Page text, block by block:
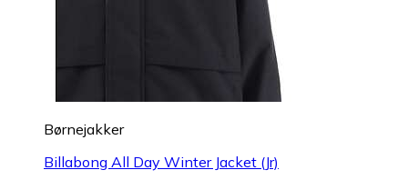
Børnejakker
Billabong All Day Winter Jacket (Jr)